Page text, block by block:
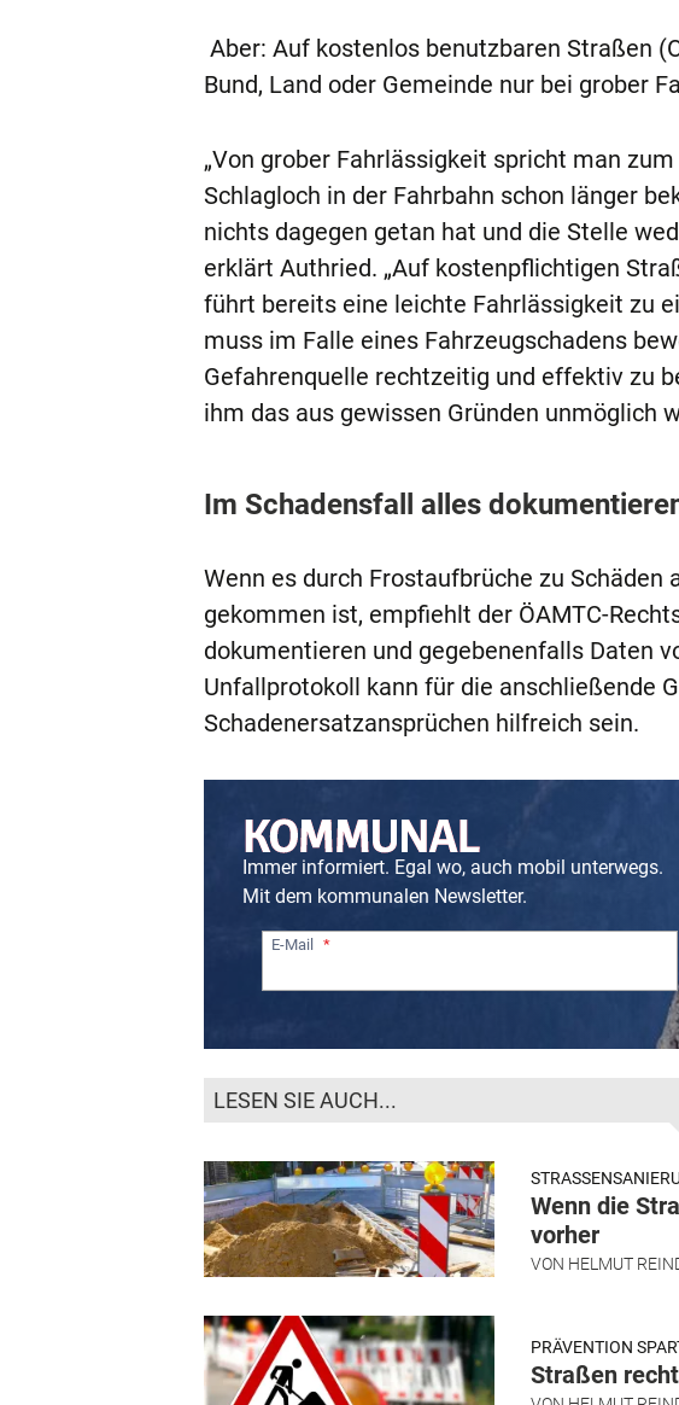
Aber: Auf kostenlos benutzbaren Straßen
Bund, Land oder Gemeinde nur bei grober
„Von grober Fahrlässigkeit spricht man
Schlagloch in der Fahrbahn schon länger
nichts dagegen getan hat und die Stelle
erklärt Authried. „Auf kostenpflichtigen
führt bereits eine leichte Fahrlässigkeit zu
muss im Falle eines Fahrzeugschadens
Gefahrenquelle rechtzeitig und effektiv zu
ihm das aus gewissen Gründen unmöglich
Im Schadensfall alles
Wenn es durch Frostaufbrüche zu
gekommen ist, empfiehlt der ÖAMTC-
dokumentieren und gegebenenfalls Daten
Unfallprotokoll kann für die anschließende
Schadenersatzansprüchen hilfreich sein.
Immer informiert. Egal wo, auch mobil unterwegs.
Mit dem kommunalen Newsletter.
E-Mail
LESEN SIE AUCH...
Wenn die
vorher
VON HELMUT
PRÄVENTION
Straßen